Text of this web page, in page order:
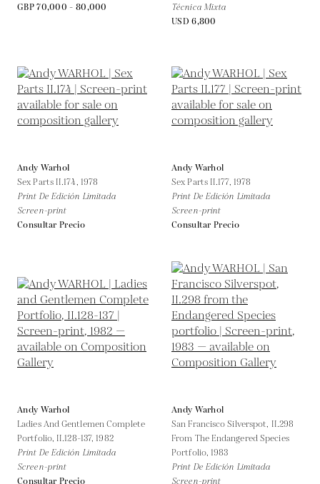
GBP 70,000 - 80,000
Técnica Mixta
USD 6,800
Andy Warhol
Sex Parts II.174, 1978
Print De Edición Limitada
Screen-print
Consultar Precio
Andy Warhol
Sex Parts II.177, 1978
Print De Edición Limitada
Screen-print
Consultar Precio
Andy Warhol
Ladies And Gentlemen Complete
Portfolio, II.128-137,1982
Print De Edición Limitada
Screen-print
Consultar Precio
Andy Warhol
San Francisco Silverspot, II.298
From The Endangered Species
Portfolio,1983
Print De Edición Limitada
Screen-print